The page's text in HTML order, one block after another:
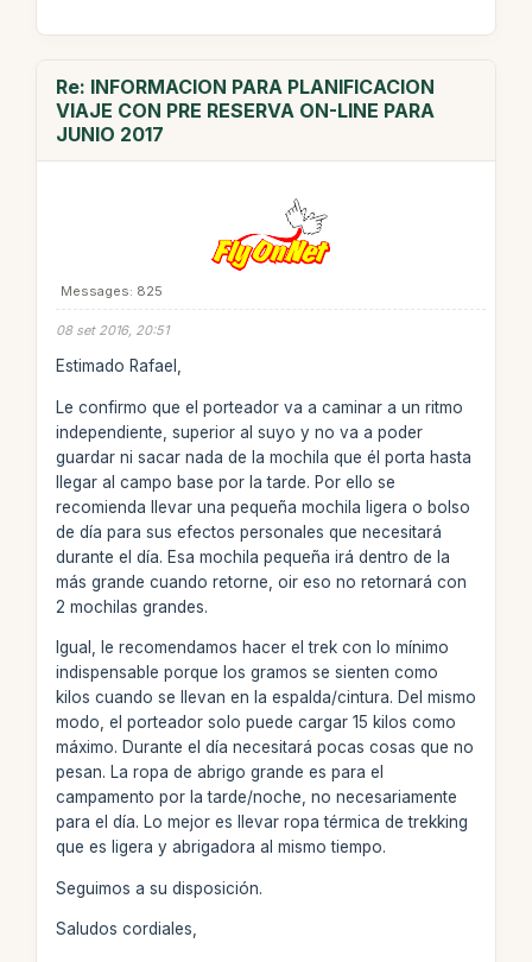
Re: INFORMACION PARA PLANIFICACION
VIAJE CON PRE RESERVA ON-LINE PARA
JUNIO 2017
Messages: 825
08 set 2016, 20:51
Estimado Rafael,
Le confirmo que el porteador va a caminar a un ritmo
independiente, superior al suyo y no va a poder
guardar ni sacar nada de la mochila que él porta hasta
llegar al campo base por la tarde. Por ello se
recomienda llevar una pequeña mochila ligera o bolso
de día para sus efectos personales que necesitará
durante el día. Esa mochila pequeña irá dentro de la
más grande cuando retorne, oir eso no retornará con
2 mochilas grandes.
Igual, le recomendamos hacer el trek con lo mínimo
indispensable porque los gramos se sienten como
kilos cuando se llevan en la espalda/cintura. Del mismo
modo, el porteador solo puede cargar 15 kilos como
máximo. Durante el día necesitará pocas cosas que no
pesan. La ropa de abrigo grande es para el
campamento por la tarde/noche, no necesariamente
para el día. Lo mejor es llevar ropa térmica de trekking
que es ligera y abrigadora al mismo tiempo.
Seguimos a su disposición.
Saludos cordiales,